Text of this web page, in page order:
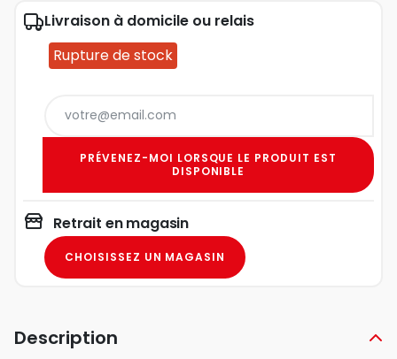
Livraison à domicile ou relais
Rupture de stock
PRÉVENEZ-MOI LORSQUE LE PRODUIT EST
DISPONIBLE
Retrait en magasin
CHOISISSEZ UN MAGASIN
Description